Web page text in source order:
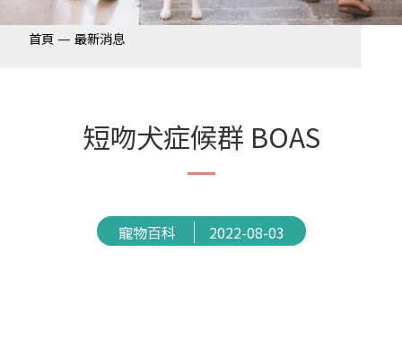
首頁 — 最新消息
短吻犬症候群 BOAS
寵物百科 2022-08-03